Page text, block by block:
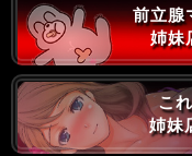
前立腺
姉妹
こ
姉妹